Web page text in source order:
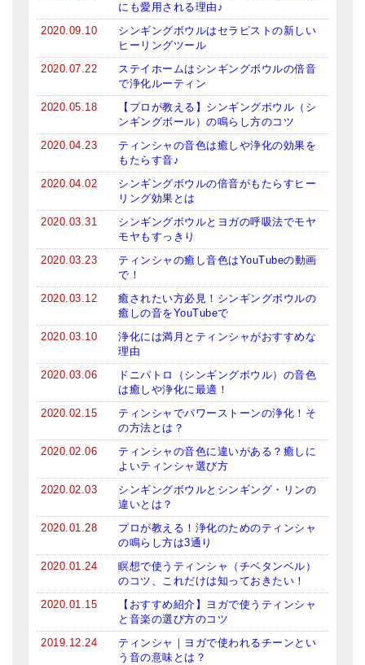
にも愛用される理由♪
2020.09.10
シンギングボウルはセラピストの新しい
ヒーリングツール
2020.07.22
ステイホームはシンギングボウルの倍音
で浄化ルーティン
2020.05.18
【プロが教える】シンギングボウル（シ
ンギングボール）の鳴らし方のコツ
2020.04.23
ティンシャの音色は癒しや浄化の効果を
もたらす音♪
2020.04.02
シンギングボウルの倍音がもたらすヒー
リング効果とは
2020.03.31
シンギングボウルとヨガの呼吸法でモヤ
モヤもすっきり
2020.03.23
ティンシャの癒し音色はYouTubeの動画
で！
2020.03.12
癒されたい方必見！シンギングボウルの
癒しの音をYouTubeで
2020.03.10
浄化には満月とティンシャがおすすめな
理由
2020.03.06
ドニパトロ（シンギングボウル）の音色
は癒しや浄化に最適！
2020.02.15
ティンシャでパワーストーンの浄化！そ
の方法とは？
2020.02.06
ティンシャの音色に違いがある？癒しに
よいティンシャ選び方
2020.02.03
シンギングボウルとシンギング・リンの
違いとは？
2020.01.28
プロが教える！浄化のためのティンシャ
の鳴らし方は3通り
2020.01.24
瞑想で使うティンシャ（チベタンベル）
のコツ、これだけは知っておきたい！
2020.01.15
【おすすめ紹介】ヨガで使うティンシャ
と音楽の選び方のコツ
2019.12.24
ティンシャ｜ヨガで使われるチーンとい
う音の意味とは？